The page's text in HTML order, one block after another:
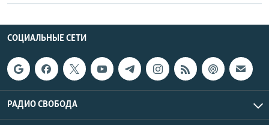
СОЦИАЛЬНЫЕ СЕТИ
РАДИО СВОБОДА